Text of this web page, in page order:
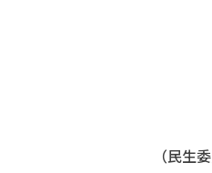
（民生